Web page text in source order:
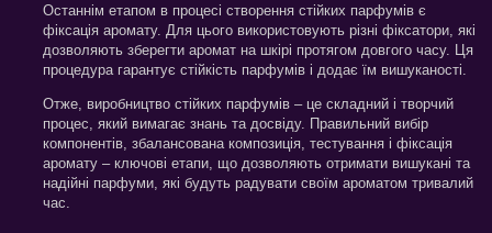
Останнім етапом в процесі створення стійких парфумів є
фіксація аромату. Для цього використовують різні фіксатори, які
дозволяють зберегти аромат на шкірі протягом довгого часу. Ця
процедура гарантує стійкість парфумів і додає їм вишуканості.
Отже, виробництво стійких парфумів – це складний і творчий
процес, який вимагає знань та досвіду. Правильний вибір
компонентів, збалансована композиція, тестування і фіксація
аромату – ключові етапи, що дозволяють отримати вишукані та
надійні парфуми, які будуть радувати своїм ароматом тривалий
час.